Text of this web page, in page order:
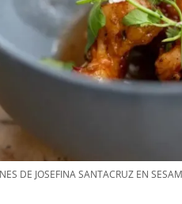
DE JOSEFINA SANTACRUZ EN